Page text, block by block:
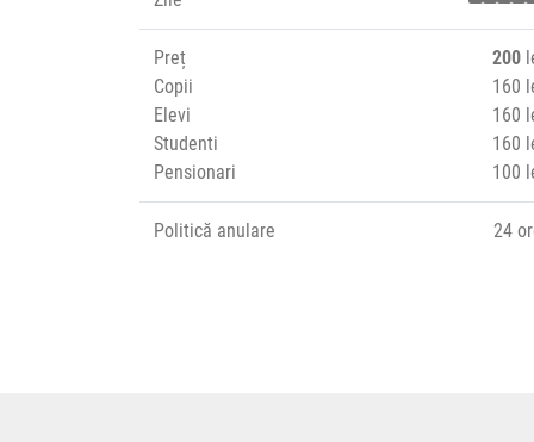
Preț
Copii
Elevi
Studenti
Pensionari
200
160
160
160
100
Politică anulare 24